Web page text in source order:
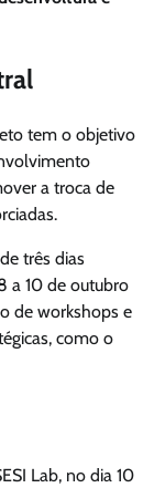
tem o objetivo
a troca de
três dias
a 10 de outubro
de workshops e
como o
Lab, no dia 10